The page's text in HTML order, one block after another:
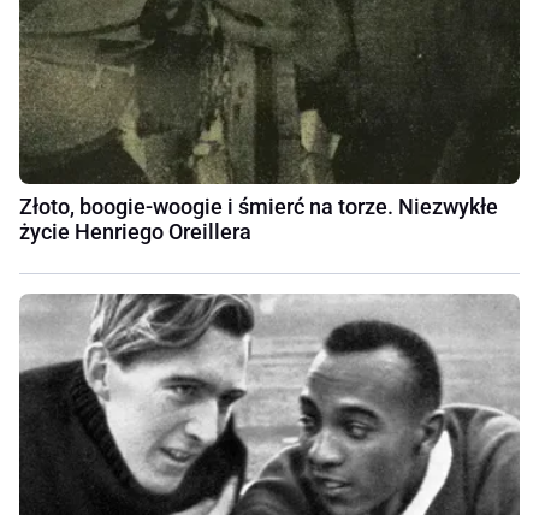
Złoto, boogie-woogie i śmierć na torze. Niezwykłe
życie Henriego Oreillera